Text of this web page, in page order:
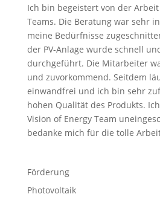
Ich bin begeistert von der
Teams. Die Beratung war sehr
meine Bedürfnisse
der PV-Anlage wurde schnell
durchgeführt. Die Mitarbeiter
und zuvorkommend. Seitdem
einwandfrei und ich bin sehr
hohen Qualität des Produkts.
Vision of Energy Team
bedanke mich für die tolle
Förderung
Photovoltaik